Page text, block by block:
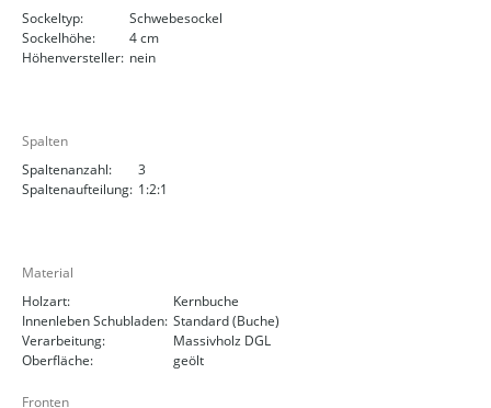
Sockeltyp:
Schwebesockel
Sockelhöhe:
4 cm
Höhenversteller: nein
Spalten
Spaltenanzahl:
3
Spaltenaufteilung: 1:2:1
Material
Holzart:
Kernbuche
Innenleben Schubladen: Standard (Buche)
Verarbeitung:
Massivholz DGL
Oberfläche:
geölt
Fronten